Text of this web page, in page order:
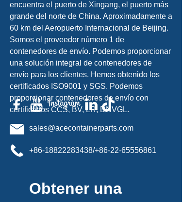
encuentra el puerto de Xingang, el puerto más
grande del norte de China. Aproximadamente a
60 km del Aeropuerto Internacional de Beijing.
Somos el proveedor número 1 de
contenedores de envío. Podemos proporcionar
una solución integral de contenedores de
envío para los clientes. Hemos obtenido los
certificados ISO9001 y SGS. Podemos
proporcionar contenedores de envío con
certificados CCS, BV, LR, DNVGL.
sales@acecontainerparts.com
+86-18822283438/+86-22-65556861
Obtener una